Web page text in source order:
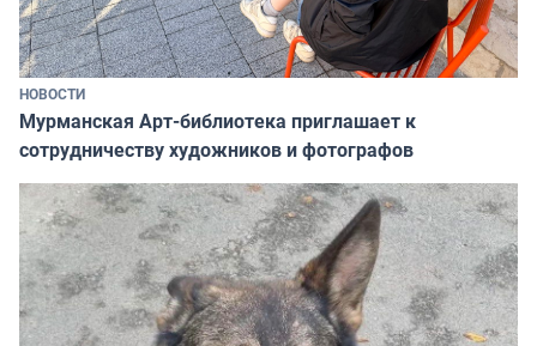
НОВОСТИ
Мурманская Арт-библиотека приглашает к
сотрудничеству художников и фотографов